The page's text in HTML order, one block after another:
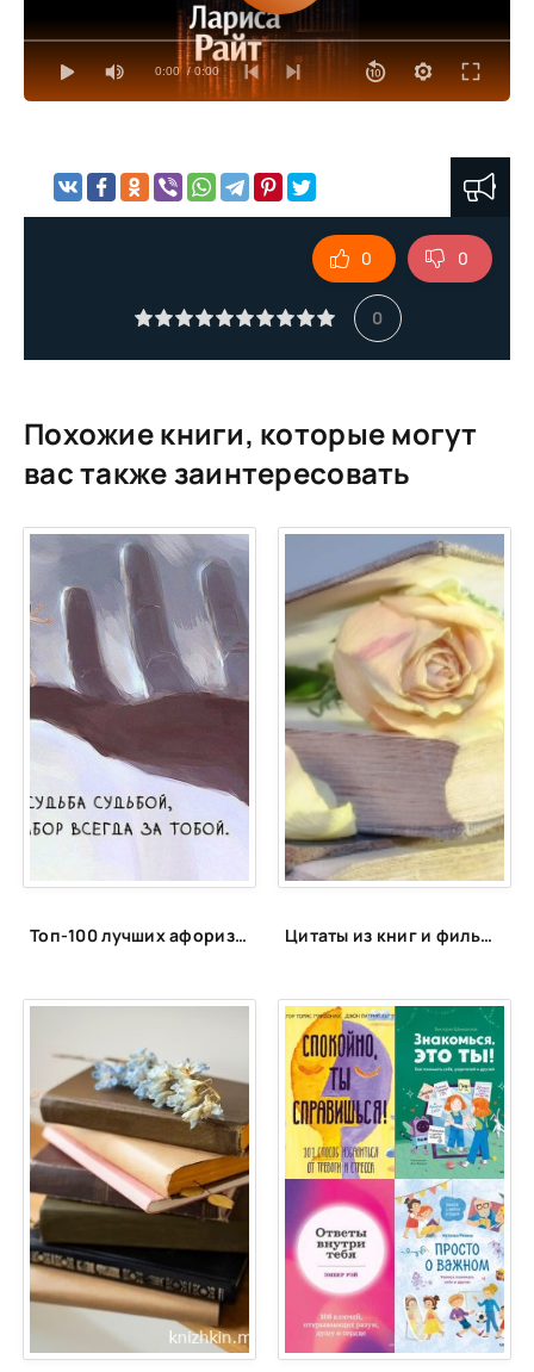
0:00 / 0:00
0
0 0
Похожие книги, которые могут
вас также заинтересовать
Топ-100 лучших афоризмов и высказываний про себя Цитаты из книг и фильмов, которые помогут не сдаться в трудную минуту или после неудачи